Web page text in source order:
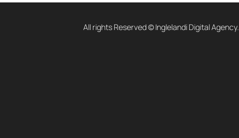
All rights Reserved © Inglelandi Digital Agency.